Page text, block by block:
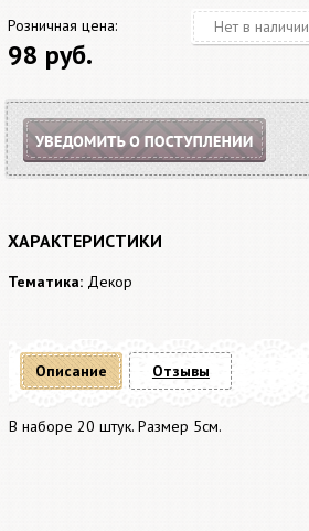
Розничная цена:
98 руб.
Нет в наличии
ХАРАКТЕРИСТИКИ
Тематика: Декор
Описание
В наборе 20 штук. Размер 5см.
Отзывы